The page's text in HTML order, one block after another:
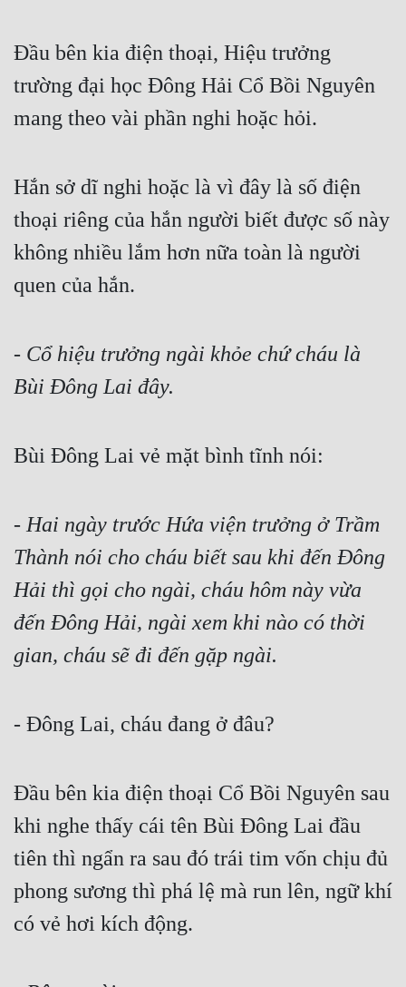
Trinh Thám
Triều Đấu
Trùng Sinh
Tu Chân
Tu Tiên
Võng Du
Xuyên Nhanh
Xuyên Thư
Điền Văn
Đô Thị
Đông Phương
Đông Phương Huyền Huyễn
Ngự Thú
Truyện Nam
Vô Địch Lưu
Đầu bên kia điện thoại, Hiệu trưởng
trường đại học Đông Hải Cổ Bồi Nguyên
mang theo vài phần nghi hoặc hỏi.
Hắn sở dĩ nghi hoặc là vì đây là số điện
thoại riêng của hắn người biết được số này
không nhiều lắm hơn nữa toàn là người
quen của hắn.
- Cổ hiệu trưởng ngài khỏe chứ cháu là
Bùi Đông Lai đây.
Bùi Đông Lai vẻ mặt bình tĩnh nói:
- Hai ngày trước Hứa viện trưởng ở Trầm
Thành nói cho cháu biết sau khi đến Đông
Hải thì gọi cho ngài, cháu hôm này vừa
đến Đông Hải, ngài xem khi nào có thời
gian, cháu sẽ đi đến gặp ngài.
- Đông Lai, cháu đang ở đâu?
Đầu bên kia điện thoại Cổ Bồi Nguyên sau
khi nghe thấy cái tên Bùi Đông Lai đầu
tiên thì ngẩn ra sau đó trái tim vốn chịu đủ
phong sương thì phá lệ mà run lên, ngữ khí
có vẻ hơi kích động.